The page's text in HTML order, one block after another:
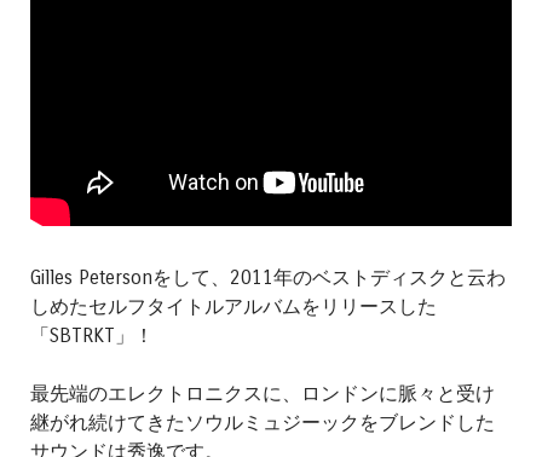
Gilles Petersonをして、2011年のベストディスクと云わ
しめたセルフタイトルアルバムをリリースした
「SBTRKT」！
最先端のエレクトロニクスに、ロンドンに脈々と受け
継がれ続けてきたソウルミュジーックをブレンドした
サウンドは秀逸です。